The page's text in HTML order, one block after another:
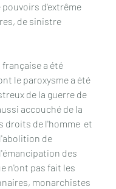
pouvoirs d'extrême
de sinistre
a été
le paroxysme a été
de la guerre de
accouché de la
droits de l'homme  et
de
des
n'ont pas fait les
monarchistes